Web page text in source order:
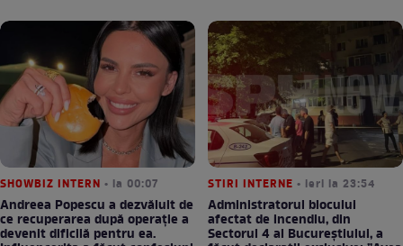
SHOWBIZ INTERN • la 00:07
Andreea Popescu a dezvăluit de
ce recuperarea după operație a
devenit dificilă pentru ea.
STIRI INTERNE • ieri la 23:54
Administratorul blocului
afectat de incendiu, din
Sectorul 4 al Bucureștiului, a